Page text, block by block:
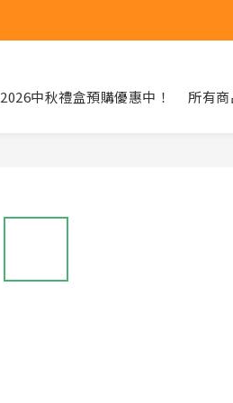
2026中秋禮盒預購優惠中！ 所有